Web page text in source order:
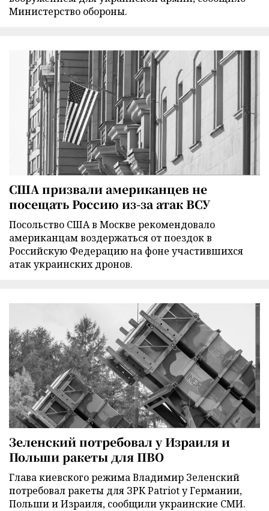
Министерство обороны.
США призвали американцев не
посещать Россию из-за атак ВСУ
Посольство США в Москве рекомендовало
американцам воздержаться от поездок в
Российскую Федерацию на фоне участившихся
атак украинских дронов.
Зеленский потребовал у Израиля и
Польши ракеты для ПВО
Глава киевского режима Владимир Зеленский
потребовал ракеты для ЗРК Patriot у Германии,
Польши и Израиля, сообщили украинские СМИ.